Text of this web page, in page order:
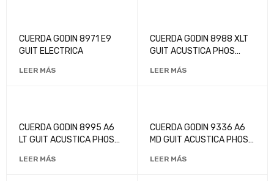
CUERDA GODIN 8971 E9
GUIT ELECTRICA
LEER MÁS
CUERDA GODIN 8988 XLT
GUIT ACUSTICA PHOS
LEER MÁS
CUERDA GODIN 8995 A6
LT GUIT ACUSTICA PHOS
LEER MÁS
CUERDA GODIN 9336 A6
MD GUIT ACUSTICA PHOS
LEER MÁS